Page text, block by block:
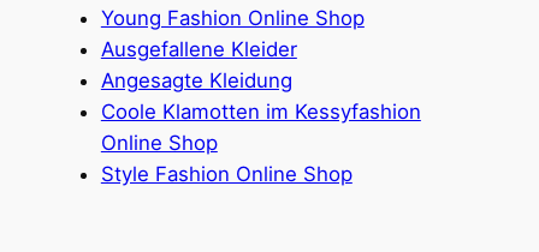
Young Fashion Online Shop
Ausgefallene Kleider
Angesagte Kleidung
Coole Klamotten im Kessyfashion
Online Shop
Style Fashion Online Shop